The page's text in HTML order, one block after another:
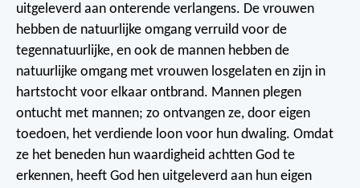
uitgeleverd aan onterende verlangens. De vrouwen
hebben de natuurlijke omgang verruild voor de
tegennatuurlijke, en ook de mannen hebben de
natuurlijke omgang met vrouwen losgelaten en zijn in
hartstocht voor elkaar ontbrand. Mannen plegen
ontucht met mannen; zo ontvangen ze, door eigen
toedoen, het verdiende loon voor hun dwaling. Omdat
ze het beneden hun waardigheid achtten God te
erkennen, heeft God hen uitgeleverd aan hun eigen